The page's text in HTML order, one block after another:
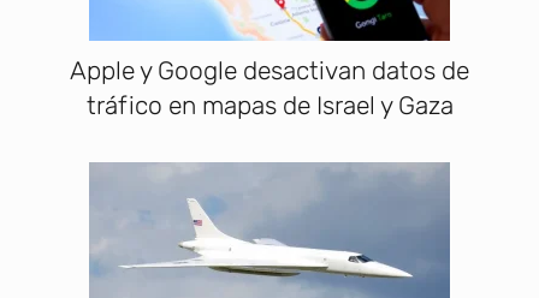
Apple y Google desactivan datos de
tráfico en mapas de Israel y Gaza